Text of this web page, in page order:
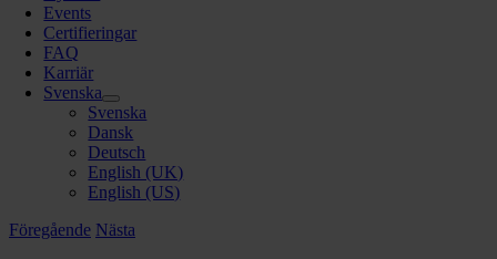
Events
Certifieringar
FAQ
Karriär
Svenska
Svenska
Dansk
Deutsch
English (UK)
English (US)
Föregående Nästa